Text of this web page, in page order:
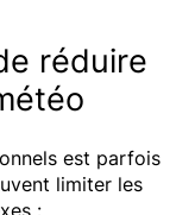
réduire
est parfois
limiter les
: